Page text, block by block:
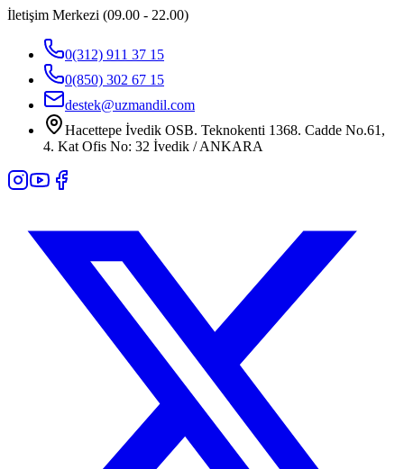
İletişim Merkezi (09.00 - 22.00)
0(312) 911 37 15
0(850) 302 67 15
destek@uzmandil.com
Hacettepe İvedik OSB. Teknokenti 1368. Cadde No.61,
4. Kat Ofis No: 32 İvedik / ANKARA